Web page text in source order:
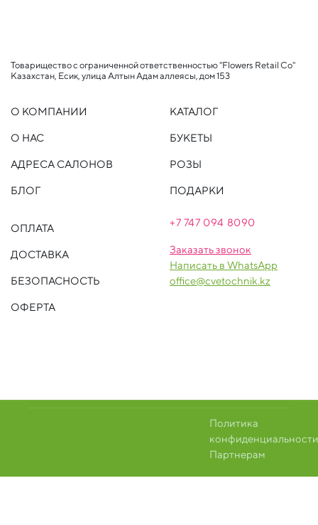
Товарищество с ограниченной ответственностью "Flowers Retail Co"
Казахстан, Есик, улица Алтын Адам аллеясы, дом 153
О КОМПАНИИ
О НАС
АДРЕСА САЛОНОВ
БЛОГ
КАТАЛОГ
БУКЕТЫ
РОЗЫ
ПОДАРКИ
ОПЛАТА
ДОСТАВКА
БЕЗОПАСНОСТЬ
ОФЕРТА
+7 747 094 8090
Заказать звонок
Написать в WhatsApp
office@cvetochnik.kz
Политика
Партнерам